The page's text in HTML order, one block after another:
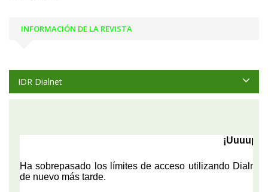
INFORMACIÓN DE LA REVISTA
IDR Dialnet